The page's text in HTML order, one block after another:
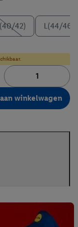
42) L(44/46)
winkelwagen